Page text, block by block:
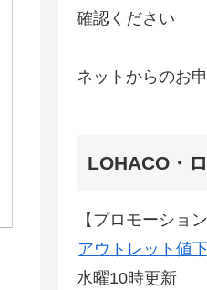
確認ください
ネットからのお
LOHACO・
【プロモーショ
アウトレット値
水曜10時更新